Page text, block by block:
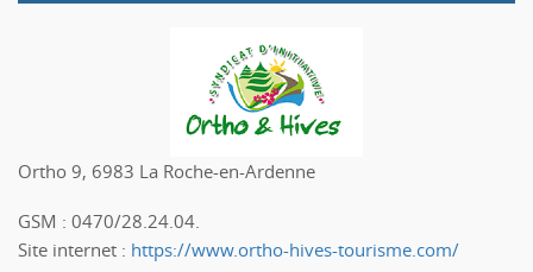
Ortho 9, 6983 La Roche-en-Ardenne
GSM : 0470/28.24.04.
Site internet : https://www.ortho-hives-tourisme.com/